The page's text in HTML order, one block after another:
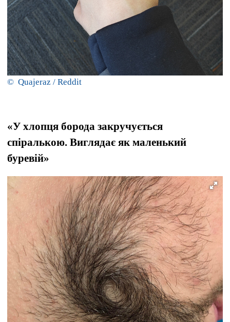
© Quajeraz / Reddit
«У хлопця борода закручується
спіралькою. Виглядає як маленький
буревій»